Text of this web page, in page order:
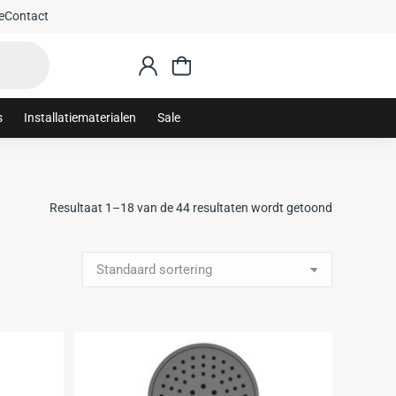
Contact
Installatiematerialen Sale
Resultaat 1–18 van de 44 resultaten wordt getoond